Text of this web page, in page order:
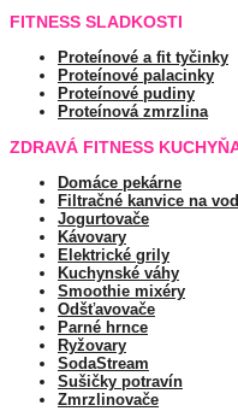
FITNESS SLADKOSTI
Proteínové a fit tyčinky
Proteínové palacinky
Proteínové pudiny
Proteínová zmrzlina
ZDRAVÁ FITNESS
Domáce pekárne
Filtračné kanvice na
Jogurtovače
Kávovary
Elektrické grily
Kuchynské váhy
Smoothie mixéry
Odšťavovače
Parné hrnce
Ryžovary
SodaStream
Sušičky potravín
Zmrzlinovače